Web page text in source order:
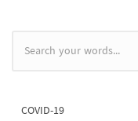
Search form
COVID-19